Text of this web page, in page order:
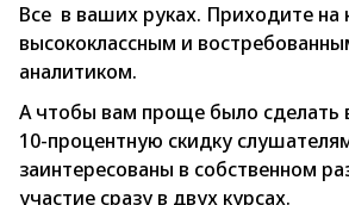
Все в ваших руках. Приходите на
высококлассным и
аналитиком.
А чтобы вам проще было
10-процентную скидку
заинтересованы в собственном
участие сразу в двух курсах.